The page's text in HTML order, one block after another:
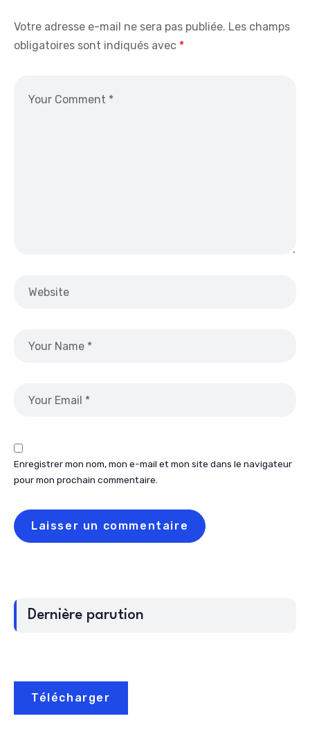
Votre adresse e-mail ne sera pas publiée. Les champs
obligatoires sont indiqués avec *
Enregistrer mon nom, mon e-mail et mon site dans le navigateur
pour mon prochain commentaire.
Dernière parution
Télécharger